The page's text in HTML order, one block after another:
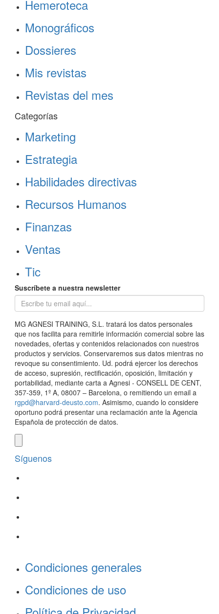
Hemeroteca
Monográficos
Dossieres
Mis revistas
Revistas del mes
Categorías
Marketing
Estrategia
Habilidades directivas
Recursos Humanos
Finanzas
Ventas
Tic
Suscríbete a nuestra newsletter
MG AGNESI TRAINING, S.L. tratará los datos personales
que nos facilita para remitirle información comercial sobre las
novedades, ofertas y contenidos relacionados con nuestros
productos y servicios. Conservaremos sus datos mientras no
revoque su consentimiento. Ud. podrá ejercer los derechos
de acceso, supresión, rectificación, oposición, limitación y
portabilidad, mediante carta a Agnesi - CONSELL DE CENT,
357-359, 1º A, 08007 – Barcelona, o remitiendo un email a
rgpd@harvard-deusto.com. Asimismo, cuando lo considere
oportuno podrá presentar una reclamación ante la Agencia
Española de protección de datos.
Síguenos
Condiciones generales
Condiciones de uso